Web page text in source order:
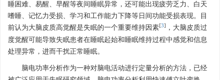
睡困难、易醒、早醒等夜间睡眠异常，还可能出现疲劳乏力、白天
嗜睡、记忆力受损、学习和工作能力下降等日间功能受损表现。目
前认为大脑皮质高觉醒是失眠的一个重要维持因素[3]
，大脑皮质过
度觉醒可能导致失眠患者在睡眠起始和睡眠维持过程中感觉和信息
处理异常，进而干扰正常睡眠。
脑电功率分析作为一种对脑电活动进行定量分析的方法，已经